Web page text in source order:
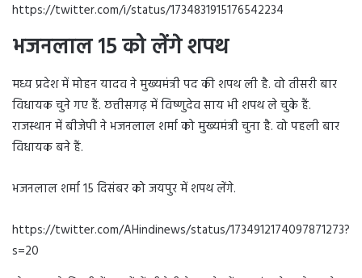
https://twitter.com/i/status/1734831915176542234
भजनलाल 15 को लेंगे शपथ
मध्य प्रदेश में मोहन यादव ने मुख्यमंत्री पद की शपथ ली है. वो तीसरी बार
विधायक चुने गए हैं. छत्तीसगढ़ में विष्णुदेव साय भी शपथ ले चुके हैं.
राजस्थान में बीजेपी ने भजनलाल शर्मा को मुख्यमंत्री चुना है. वो पहली बार
विधायक बने हैं.
भजनलाल शर्मा 15 दिसंबर को जयपुर में शपथ लेंगे.
https://twitter.com/AHindinews/status/1734912174097871273?
s=20